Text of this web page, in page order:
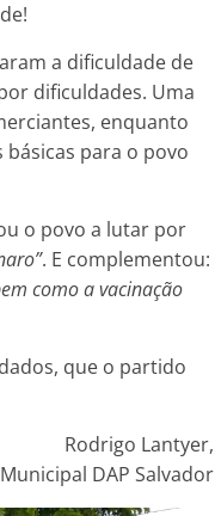
a dificuldade de
dificuldades. Uma
enquanto
para o povo
o povo a lutar por
. E complementou:
como a vacinação
que o partido
Rodrigo Lantyer,
DAP Salvador